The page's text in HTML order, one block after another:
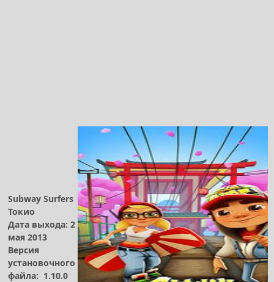
Subway Surfers
Токио
Дата выхода: 2
мая 2013
Версия
установочного
файла: 1.10.0